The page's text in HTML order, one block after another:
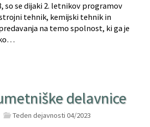
so se dijaki 2. letnikov programov
tehnik, kemijski tehnik in
na temo spolnost, ki ga je
delavnice
Teden dejavnosti 04/2023